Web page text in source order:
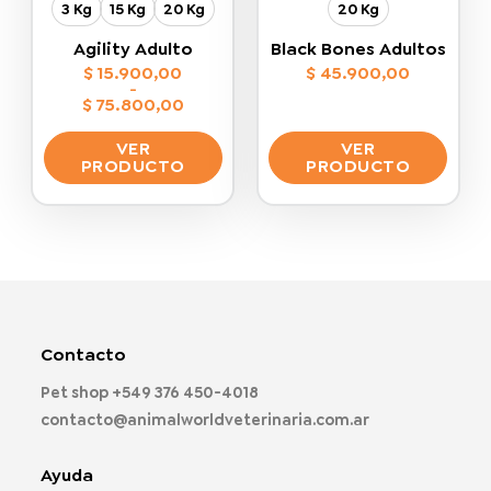
página
de
página
3 Kg 15 Kg 20 Kg
Agility Adulto
$15.900,00
-
$75.800,00
Rango
de
precios:
desde
$ 15.900,00
hasta
$ 75.800,00
VER
PRODUCTO
elegir
en
20 Kg
Black Bones Adultos
$ 45.900,00
VER
PRODUCTO
en
Contacto
Pet shop +549 376 450-4018
contacto@animalworldveterinaria.com.ar
Ayuda